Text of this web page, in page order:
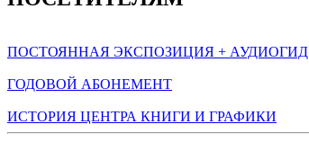
ПОСТОЯННАЯ ЭКСПОЗИЦИЯ + АУДИОГИД
ГОДОВОЙ АБОНЕМЕНТ
ИСТОРИЯ ЦЕНТРА КНИГИ И ГРАФИКИ